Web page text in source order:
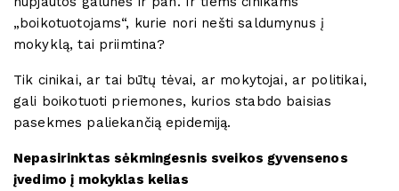
„boikotuotojams“, kurie nori nešti saldumynus į
mokyklą, tai priimtina?
Tik cinikai, ar tai būtų tėvai, ar mokytojai, ar politikai,
gali boikotuoti priemones, kurios stabdo baisias
pasekmes paliekančią epidemiją.
Nepasirinktas sėkmingesnis sveikos gyvensenos
įvedimo į mokyklas kelias